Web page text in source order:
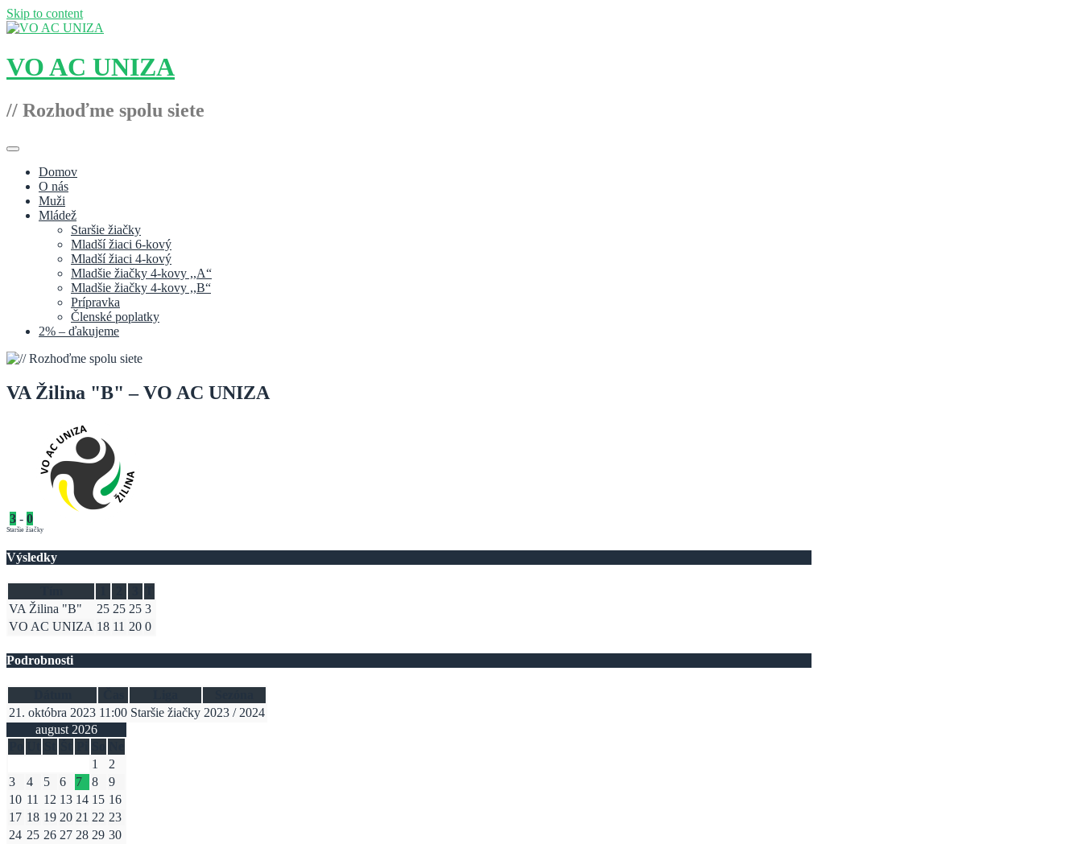
Skip to content
VO AC UNIZA
// Rozhoďme spolu siete
Domov
O nás
Muži
Mládež
Staršie žiačky
Mladší žiaci 6-kový
Mladší žiaci 4-kový
Mladšie žiačky 4-kovy ,,A“
Mladšie žiačky 4-kovy ,,B“
Prípravka
Členské poplatky
2% – ďakujeme
VA Žilina "B" – VO AC UNIZA
3 - 0
Staršie žiačky
Výsledky
VA Žilina "B"
25 25 25 3
VO AC UNIZA 18 11 20 0
Podrobnosti
21. októbra 2023 11:00 Staršie žiačky 2023 / 2024
august 2026
1
2
3
4 5 6 7 8
9
10 11 12 13 14 15 16
17 18 19 20 21 22 23
24 25 26 27 28 29 30